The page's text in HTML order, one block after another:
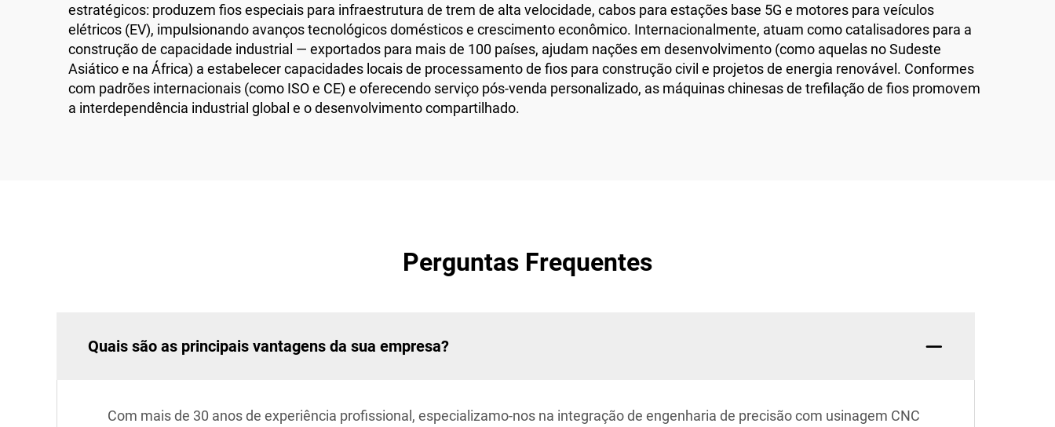
estratégicos: produzem fios especiais para infraestrutura de trem de alta velocidade, cabos para estações base 5G e motores para veículos
elétricos (EV), impulsionando avanços tecnológicos domésticos e crescimento econômico. Internacionalmente, atuam como catalisadores para a
construção de capacidade industrial — exportados para mais de 100 países, ajudam nações em desenvolvimento (como aquelas no Sudeste
Asiático e na África) a estabelecer capacidades locais de processamento de fios para construção civil e projetos de energia renovável. Conformes
com padrões internacionais (como ISO e CE) e oferecendo serviço pós-venda personalizado, as máquinas chinesas de trefilação de fios promovem
a interdependência industrial global e o desenvolvimento compartilhado.
Perguntas Frequentes
Quais são as principais vantagens da sua empresa?
Com mais de 30 anos de experiência profissional, especializamo-nos na integração de engenharia de precisão com usinagem CNC